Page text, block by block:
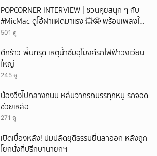
POPCORNER INTERVIEW | ชวนคุยสนุก ๆ กับ
#MicMac ดูโอ้ฝาแฝดมาแรง 💥🤩 พร้อมเพลงใหม่
สุดเพราะ 'WORKING U' ✨
501 ดู
ตึกร้าว-พื้นทรุด เหตุน้ำซึมอุโมงค์รถไฟฟ้าวงเวียน
ใหญ่
245 ดู
น้องวิ่งไปกลางถนน หล่นจากรถบรรทุกหมู รถจอด
ช่วยเหลือ
271 ดู
เปิดเบื้องหลัง! ปมปลัดยุติธรรมยื่นลาออก หลังถูก
โยกนั่งที่ปรึกษานายกฯ